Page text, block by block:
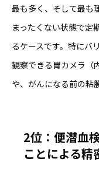
最も多く、そして最も
まったくない状態で定
るケースです。特にバ
観察できる胃カメラ（
や、がんになる前の粘
2位：便潜血
ことによる精